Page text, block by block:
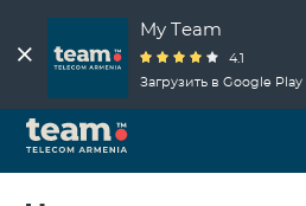
My Team
4.1
Загрузить в Google Play